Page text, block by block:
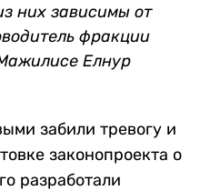
них зависимы от
фракции
Елнур
забили тревогу и
законопроекта о
разработали